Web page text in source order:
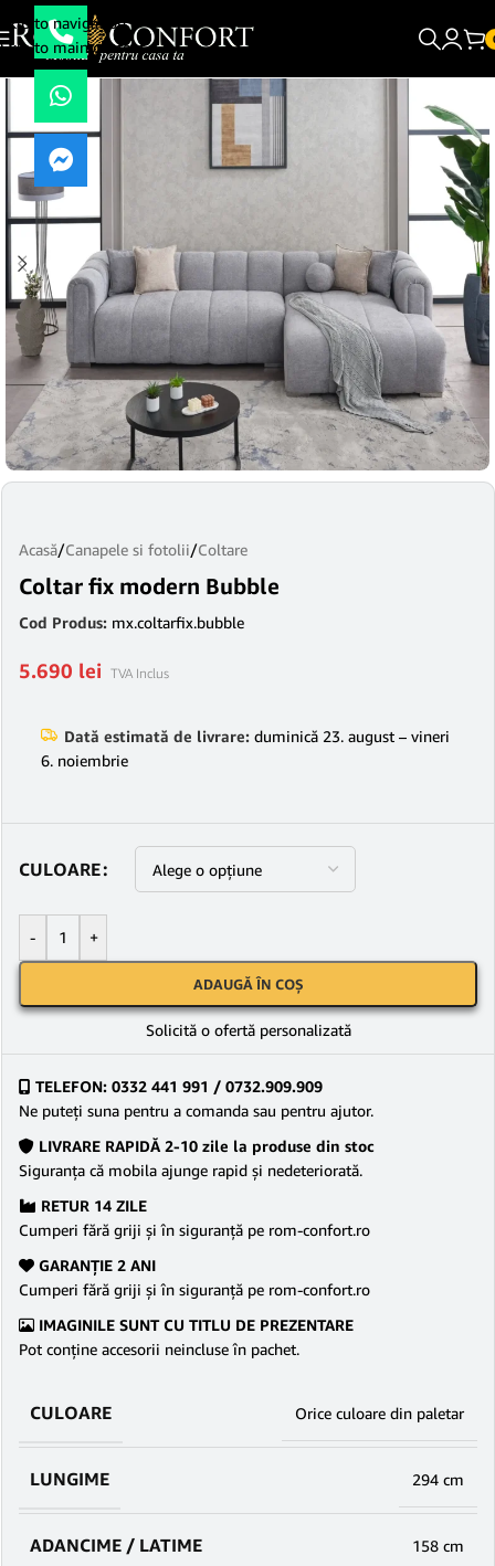
Skip to navigation
Skip to main content
Acasă/Canapele si fotolii/Coltare
Coltar fix modern Bubble
Cod Produs: mx.coltarfix.bubble
5.690 lei TVA Inclus
Dată estimată de livrare: duminică 23. august – vineri
6. noiembrie
CULOARE
- +
ADAUGĂ ÎN COȘ
Solicită o ofertă personalizată
TELEFON: 0332 441 991 / 0732.909.909
Ne puteţi suna pentru a comanda sau pentru ajutor.
LIVRARE RAPIDĂ 2-10 zile la produse din stoc
Siguranţa că mobila ajunge rapid şi nedeteriorată.
RETUR 14 ZILE
Cumperi fără griji şi în siguranţă pe rom-confort.ro
GARANŢIE 2 ANI
Cumperi fără griji şi în siguranţă pe rom-confort.ro
IMAGINILE SUNT CU TITLU DE PREZENTARE
Pot conține accesorii neincluse în pachet.
CULOARE Orice culoare din paletar
LUNGIME 294 cm
ADANCIME / LATIME 158 cm